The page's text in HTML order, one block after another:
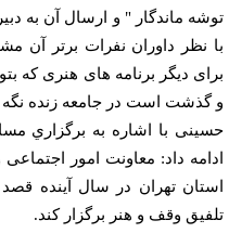
ماندگار " و ارسال آن به
نظر داوران نفرات برتر آن
دیگر برنامه های هنری که
است در جامعه زنده نگه
با اشاره به برگزاري
داد: معاونت امور اجتماعی
تهران در سال آینده قصد
وقف و هنر برگزار كند.